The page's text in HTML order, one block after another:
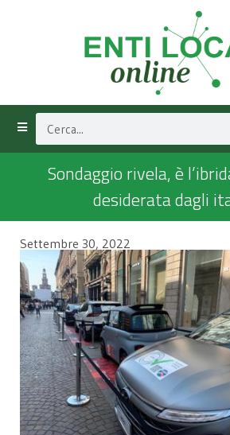
Sondaggio rivela, è
desiderata dagli
Settembre 30, 2022